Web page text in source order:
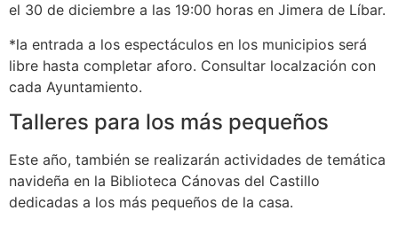
el 30 de diciembre a las 19:00 horas en Jimera de Líbar.
*la entrada a los espectáculos en los municipios será
libre hasta completar aforo. Consultar localzación con
cada Ayuntamiento.
Talleres para los más pequeños
Este año, también se realizarán actividades de temática
navideña en la Biblioteca Cánovas del Castillo
dedicadas a los más pequeños de la casa.